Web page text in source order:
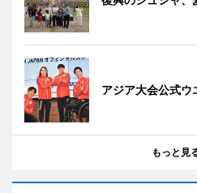
アジア大会公式
もっと見